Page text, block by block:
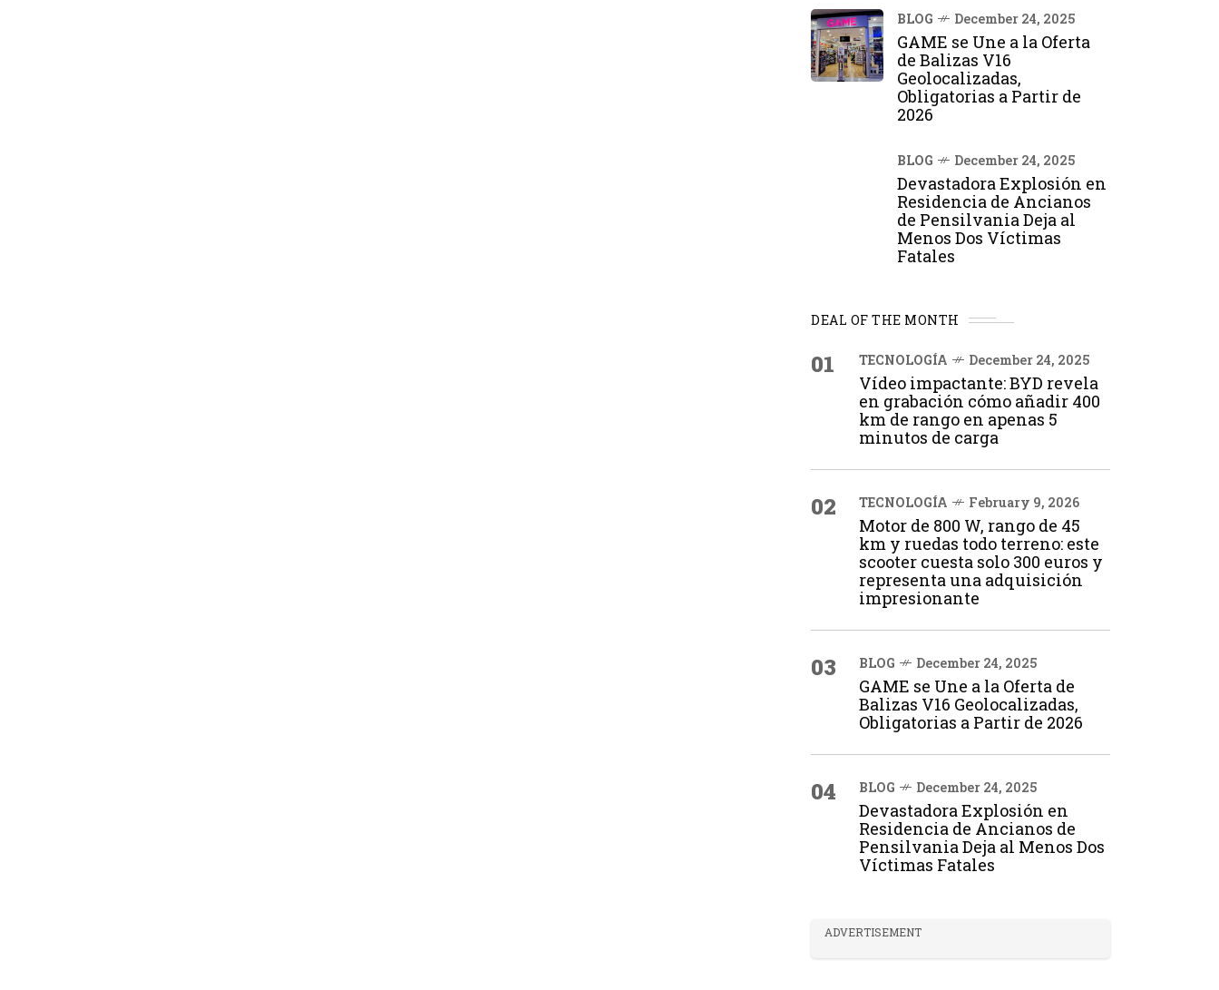
BLOG December 24, 2025
GAME se Une a la Oferta
de Balizas V16
Geolocalizadas,
Obligatorias a Partir de
2026
BLOG December 24, 2025
Devastadora Explosión en
Residencia de Ancianos
de Pensilvania Deja al
Menos Dos Víctimas
Fatales
DEAL OF THE MONTH
01 TECNOLOGÍA December 24, 2025
Vídeo impactante: BYD revela
en grabación cómo añadir 400
km de rango en apenas 5
minutos de carga
02 TECNOLOGÍA February 9, 2026
Motor de 800 W, rango de 45
km y ruedas todo terreno: este
scooter cuesta solo 300 euros y
representa una adquisición
impresionante
03 BLOG December 24, 2025
GAME se Une a la Oferta de
Balizas V16 Geolocalizadas,
Obligatorias a Partir de 2026
04 BLOG December 24, 2025
Devastadora Explosión en
Residencia de Ancianos de
Pensilvania Deja al Menos Dos
Víctimas Fatales
ADVERTISEMENT